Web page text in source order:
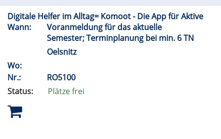
Digitale Helfer im Alltag= Komoot - Die App für Aktive
Wann:
Voranmeldung für das aktuelle
Semester; Terminplanung bei min. 6 TN
Oelsnitz
Wo:
Nr.:
RO5100
Status:
Plätze frei